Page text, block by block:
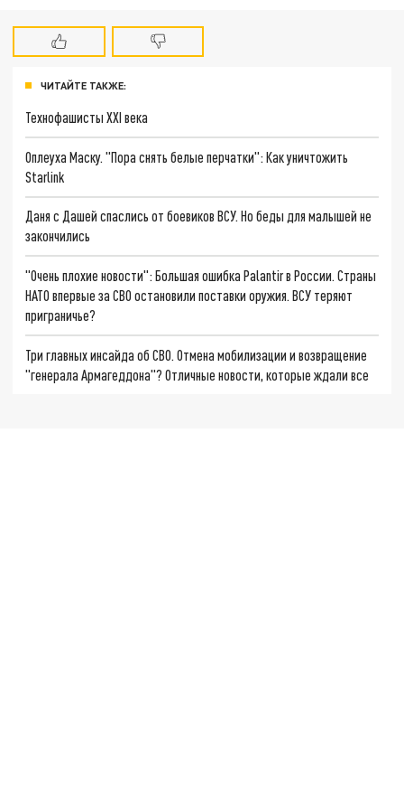
ЧИТАЙТЕ ТАКЖЕ:
Технофашисты XXI века
Оплеуха Маску. "Пора снять белые перчатки": Как уничтожить
Starlink
Даня с Дашей спаслись от боевиков ВСУ. Но беды для малышей не
закончились
"Очень плохие новости": Большая ошибка Palantir в России. Страны
НАТО впервые за СВО остановили поставки оружия. ВСУ теряют
приграничье?
Три главных инсайда об СВО. Отмена мобилизации и возвращение
"генерала Армагеддона"? Отличные новости, которые ждали все